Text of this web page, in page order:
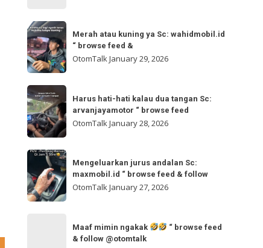
&
follow
otw
🌬
🌬
Sc:
“
browse
feed
Merah
atau
kuning
ya
Sc:
wahidmobil.id
“
browse
Merah atau kuning ya Sc: wahidmobil.id
“ browse feed &
OtomTalkJanuary 29, 2026
Harus
hati-
hati
kalau
dua
tangan
Sc:
arvanjayamotor
Harus hati-hati kalau dua tangan Sc:
arvanjayamotor “ browse feed
OtomTalkJanuary 28, 2026
Mengeluarkan
jurus
andalan
Sc:
Mengeluarkan jurus andalan Sc:
maxmobil.id “ browse feed & follow
OtomTalkJanuary 27, 2026
Maaf mimin ngakak
“ browse feed
& follow @otomtalk